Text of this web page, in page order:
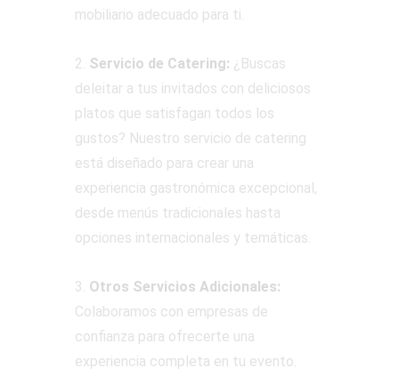
mobiliario adecuado para ti.
2. Servicio de Catering: ¿Buscas
deleitar a tus invitados con deliciosos
platos que satisfagan todos los
gustos? Nuestro servicio de catering
está diseñado para crear una
experiencia gastronómica excepcional,
desde menús tradicionales hasta
opciones internacionales y temáticas.
3. Otros Servicios Adicionales:
Colaboramos con empresas de
confianza para ofrecerte una
experiencia completa en tu evento.